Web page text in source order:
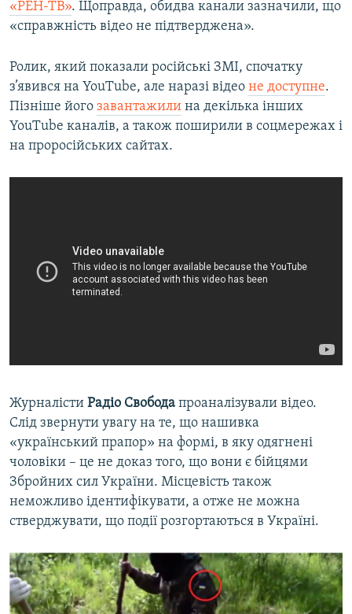
«РЕН-ТВ». Щоправда, обидва канали зазначили, що
«справжність відео не підтверджена».
Ролик, який показали російські ЗМІ, спочатку
з’явився на YouTube, але наразі відео не доступне.
Пізніше його завантажили на декілька інших
YouTube каналів, а також поширили в соцмережах і
на проросійських сайтах.
Журналісти Радіо Свобода проаналізували відео.
Слід звернути увагу на те, що нашивка
«український прапор» на формі, в яку одягнені
чоловіки – це не доказ того, що вони є бійцями
Збройних сил України. Місцевість також
неможливо ідентифікувати, а отже не можна
стверджувати, що події розгортаються в Україні.